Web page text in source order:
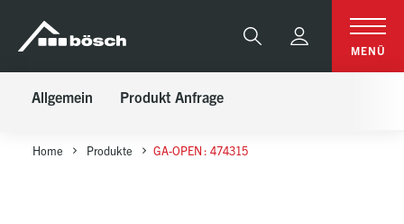
sr.skip-to.main-content
sr.skip-to.table-of-contents
sr.skip-to.main-navigation
Suche MENÜ
Allgemein Produkt Anfrage
Home Produkte GA-OPEN : 474315